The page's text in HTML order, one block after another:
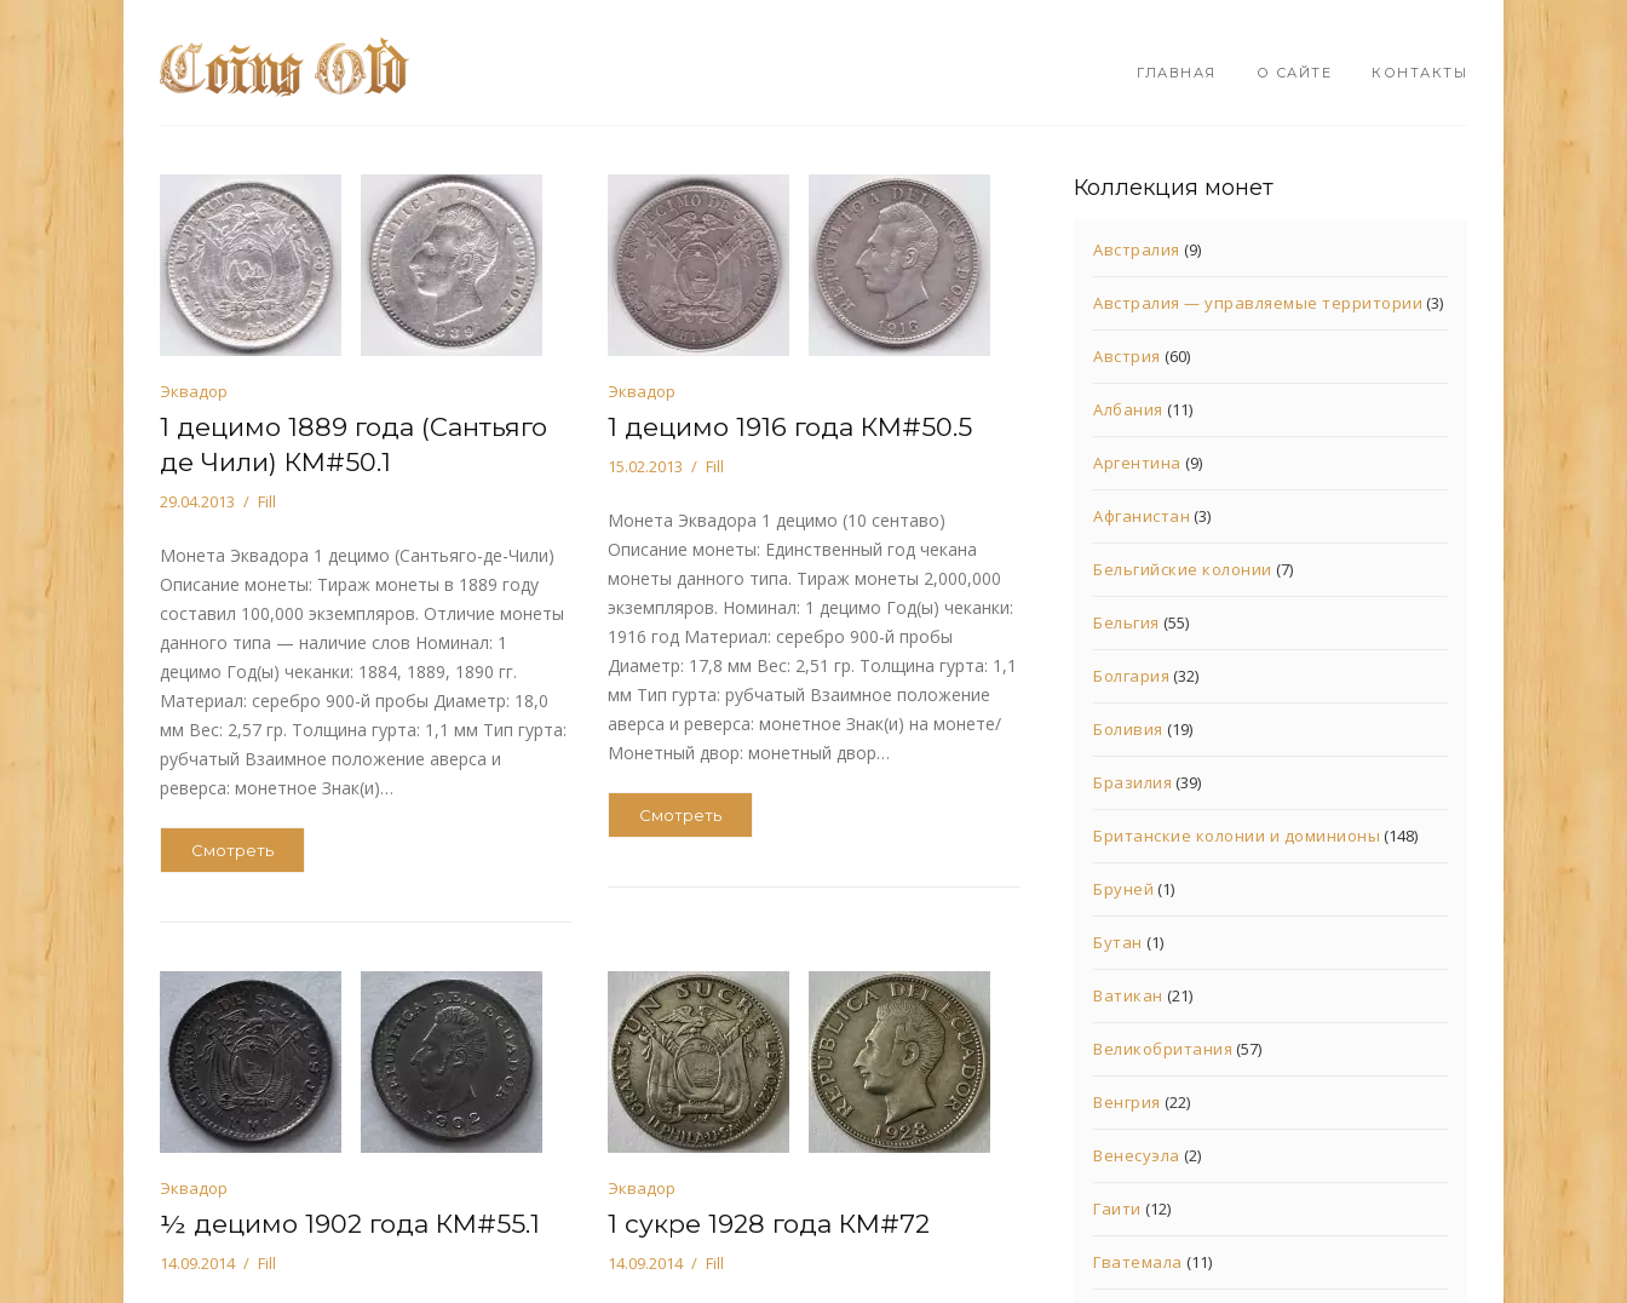
ГЛАВНАЯ О САЙТЕ КОНТАКТЫ
Эквадор
1 децимо 1889 года (Сантьяго
де Чили) КМ#50.1
29.04.2013 Fill
Монета Эквадора 1 децимо (Сантьяго-де-Чили)
Описание монеты: Тираж монеты в 1889 году
составил 100,000 экземпляров. Отличие монеты
данного типа — наличие слов Номинал: 1
децимо Год(ы) чеканки: 1884, 1889, 1890 гг.
Материал: серебро 900-й пробы Диаметр: 18,0
мм Вес: 2,57 гр. Толщина гурта: 1,1 мм Тип гурта:
рубчатый Взаимное положение аверса и
реверса: монетное Знак(и)…
Смотреть
Эквадор
1 децимо 1916 года КМ#50.5
15.02.2013 Fill
Монета Эквадора 1 децимо (10 сентаво)
Описание монеты: Единственный год чекана
монеты данного типа. Тираж монеты 2,000,000
экземпляров. Номинал: 1 децимо Год(ы) чеканки:
1916 год Материал: серебро 900-й пробы
Диаметр: 17,8 мм Вес: 2,51 гр. Толщина гурта: 1,1
мм Тип гурта: рубчатый Взаимное положение
аверса и реверса: монетное Знак(и) на монете/
Монетный двор: монетный двор…
Смотреть
Эквадор
½ децимо 1902 года КМ#55.1
14.09.2014 Fill
Эквадор
1 сукре 1928 года КМ#72
14.09.2014 Fill
Коллекция монет
Австралия (9)
Австралия — управляемые территории (3)
Австрия (60)
Албания (11)
Аргентина (9)
Афганистан (3)
Бельгийские колонии (7)
Бельгия (55)
Болгария (32)
Боливия (19)
Бразилия (39)
Британские колонии и доминионы (148)
Бруней (1)
Бутан (1)
Ватикан (21)
Великобритания (57)
Венгрия (22)
Венесуэла (2)
Гаити (12)
Гватемала (11)